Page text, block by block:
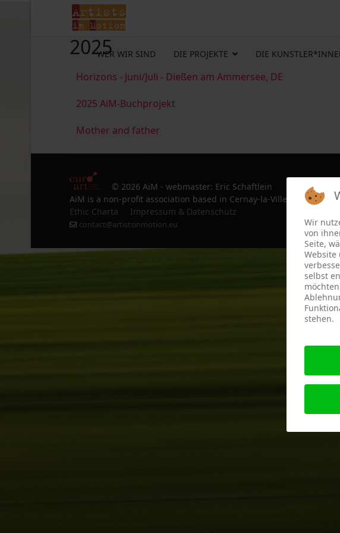
WER WIR SIND DIE PROJEKTE DIE
2025
Horizons - Juni/Juli - Dießen am Ammersee, DE
2025 AiM-Buchprojekt
Mother and father
© 2026 AiM - webmaster: Eric Schaftlein
AiM is a non-profit association based in Cernay-la-Ville, France
Ethic Charta
Impressum & Datenschutz
contact@artistsinmotion.eu
Wir
von
Seite,
selbst
stehen.